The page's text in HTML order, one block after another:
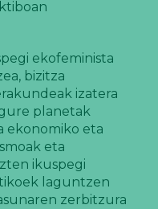
ekofeminista
bizitza
izatera
planetak
ekonomiko eta
eta
ikuspegi
laguntzen
zerbitzura